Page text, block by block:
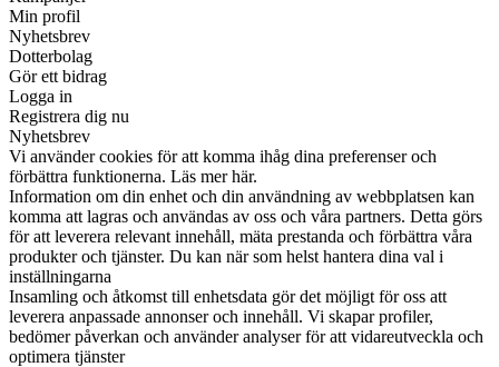
Min profil
Nyhetsbrev
Dotterbolag
Gör ett bidrag
Logga in
Registrera dig nu
Nyhetsbrev
Vi använder cookies för att komma ihåg dina preferenser och
förbättra funktionerna. Läs mer här.
Information om din enhet och din användning av webbplatsen kan
komma att lagras och användas av oss och våra partners. Detta görs
för att leverera relevant innehåll, mäta prestanda och förbättra våra
produkter och tjänster. Du kan när som helst hantera dina val i
inställningarna
Insamling och åtkomst till enhetsdata gör det möjligt för oss att
leverera anpassade annonser och innehåll. Vi skapar profiler,
bedömer påverkan och använder analyser för att vidareutveckla och
optimera tjänster